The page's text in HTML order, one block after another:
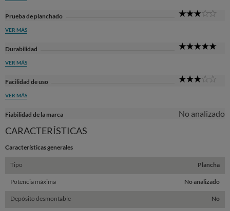
Prueba de planchado
VER MÁS
Durabilidad
VER MÁS
Facilidad de uso
VER MÁS
Fiabilidad de la marca No analizado
CARACTERÍSTICAS
Características generales
Tipo Plancha
Potencia máxima No analizado
Depósito desmontable No